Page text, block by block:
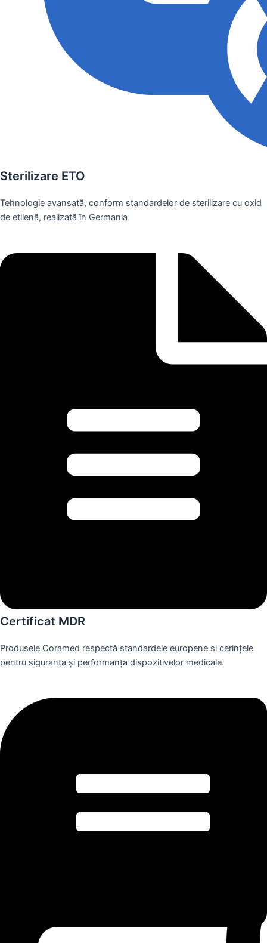
Sterilizare ETO
Tehnologie avansată, conform standardelor de sterilizare cu oxid
de etilenă, realizată în Germania
Certificat MDR
Produsele Coramed respectă standardele europene si cerințele
pentru siguranța și performanța dispozitivelor medicale.